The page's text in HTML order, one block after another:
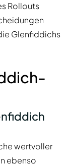
Rollouts
Glenfiddichs
wertvoller
ebenso